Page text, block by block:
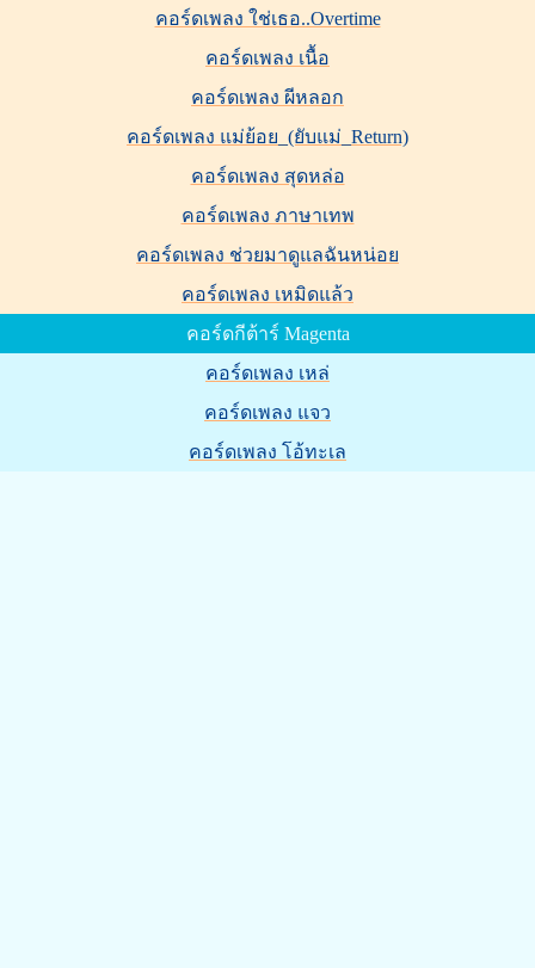
คอร์ดเพลง ใช่เธอ..Overtime
คอร์ดเพลง เนื้อ
คอร์ดเพลง ผีหลอก
คอร์ดเพลง แม่ย้อย_(ยับแม่_Return)
คอร์ดเพลง สุดหล่อ
คอร์ดเพลง ภาษาเทพ
คอร์ดเพลง ช่วยมาดูแลฉันหน่อย
คอร์ดเพลง เหมิดแล้ว
คอร์ดกีต้าร์ Magenta
คอร์ดเพลง เหล่
คอร์ดเพลง แจว
คอร์ดเพลง โอ้ทะเล